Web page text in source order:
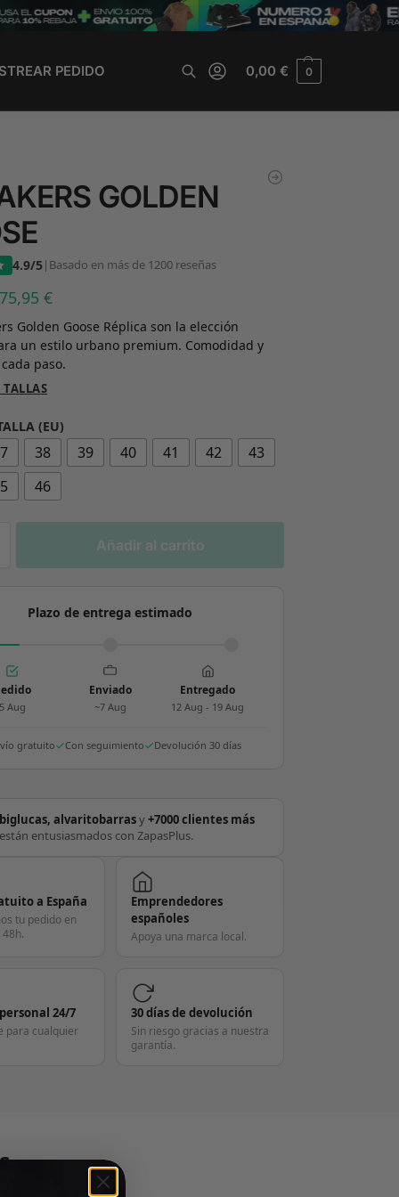
PEDIDO 0,00€ 0
GOLDEN
4.9/5| Basado en más de 1200 reseñas
75,95€
Golden Goose Réplica son la elección
un estilo urbano premium. Comodidad y
paso.
(EU)
38 39 40 41 42
43
46
Añadir al carrito
Plazo de entrega estimado
Aug
Enviado
~7 Aug
Entregado
12 Aug - 19 Aug
gratuito Con seguimiento Devolución 30 días
biglucas, alvaritobarrasy+7000 clientes más
están entusiasmados con ZapasPlus.
a España
tu pedido en
Emprendedores
españoles
Apoya una marca local.
24/7
para cualquier
30 días de devolución
Sin riesgo gracias a nuestra
garantía.